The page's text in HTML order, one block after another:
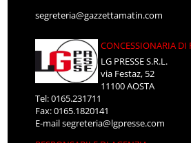
segreteria@gazzettamatin.com
CONCESSIONARIA DI
LG PRESSE S.R.L.
via Festaz, 52
11100 AOSTA
Tel: 0165.231711
Fax: 0165.1820141
E-mailsegreteria@lgpresse.com